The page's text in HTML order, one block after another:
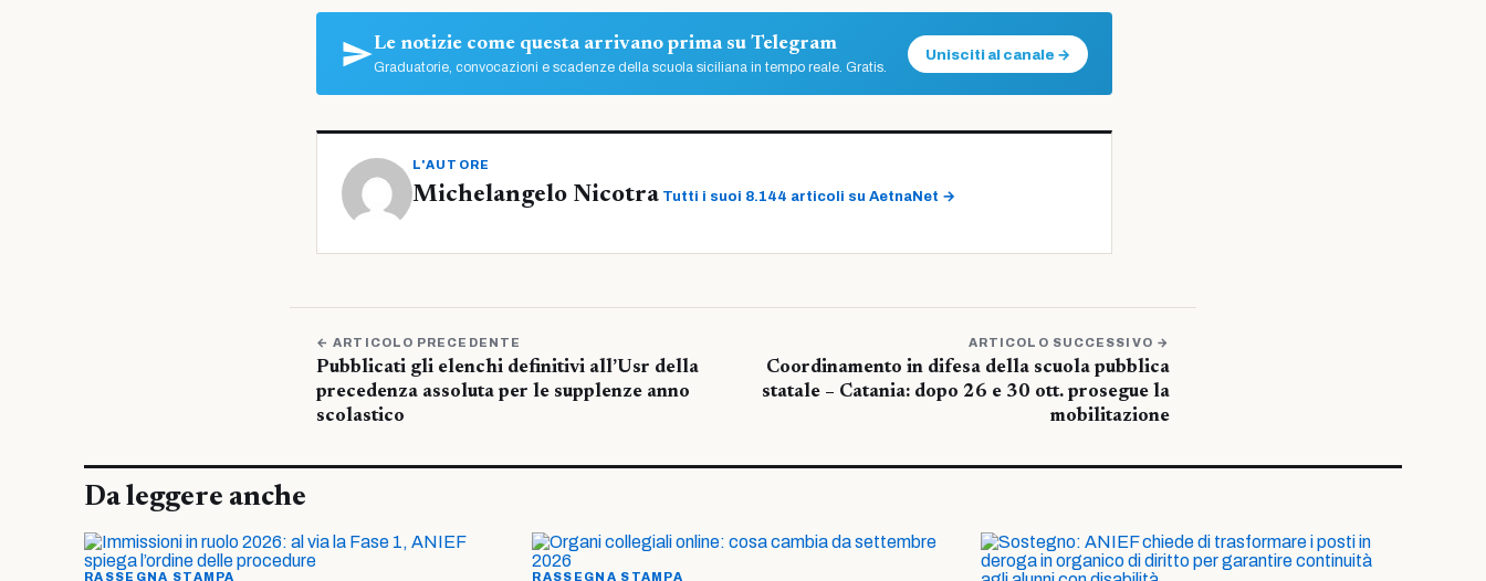
Le notizie come questa arrivano prima su Telegram
Graduatorie, convocazioni e scadenze della scuola siciliana in tempo reale. Gratis.
Unisciti al canale →
L'AUTORE
Michelangelo Nicotra Tutti i suoi 8.144 articoli su AetnaNet →
← ARTICOLO PRECEDENTE
Pubblicati gli elenchi definitivi all’Usr della
precedenza assoluta per le supplenze anno
scolastico
ARTICOLO SUCCESSIVO →
Coordinamento in difesa della scuola pubblica
statale – Catania: dopo 26 e 30 ott. prosegue la
mobilitazione
Da leggere anche
RASSEGNA STAMPA RASSEGNA STAMPA